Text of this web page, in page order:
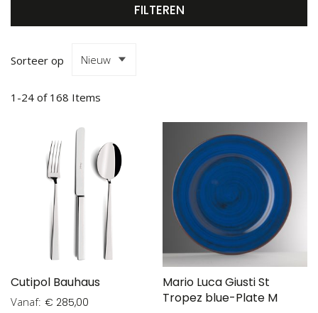
Sorteer op
1 -24 of 168 Items
Cutipol Bauhaus
Vanaf € 285,00
Mario Luca Giusti St
Tropez blue-Plate M
FILTEREN